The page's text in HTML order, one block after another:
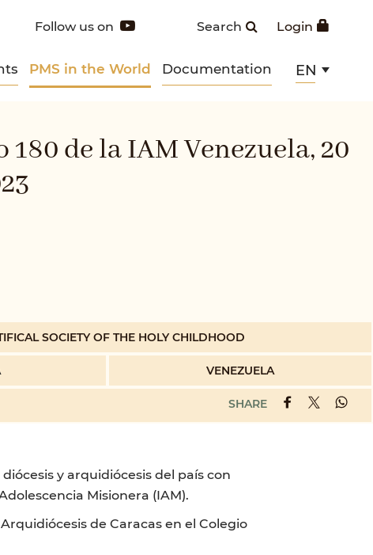
Login
Search
Follow us on
PMS in the World Documentation EN
de la IAM Venezuela, 20
SOCIETY OF THE HOLY CHILDHOOD
VENEZUELA
SHARE
y arquidiócesis del país con
Misionera (IAM).
de Caracas en el Colegio